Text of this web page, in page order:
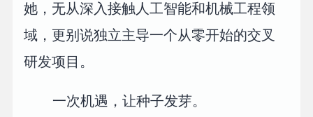
她，无从深入接触人工智能和机械工程领
域，更别说独立主导一个从零开始的交叉
研发项目。
一次机遇，让种子发芽。